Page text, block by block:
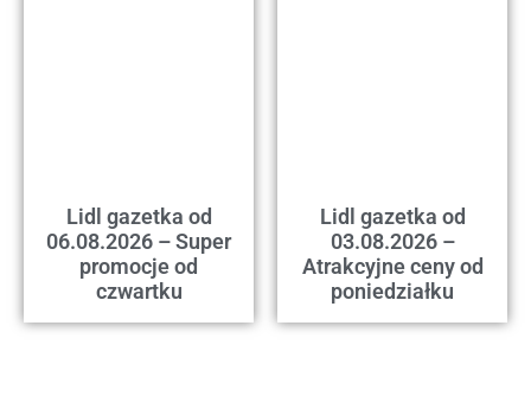
Lidl gazetka od
06.08.2026 – Super
promocje od
czwartku
Lidl gazetka od
03.08.2026 –
Atrakcyjne ceny od
poniedziałku